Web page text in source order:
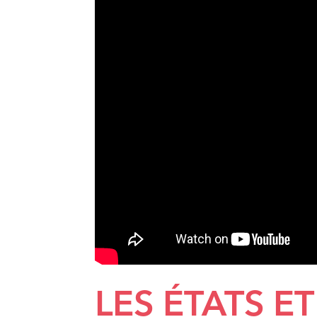
LES ÉTATS